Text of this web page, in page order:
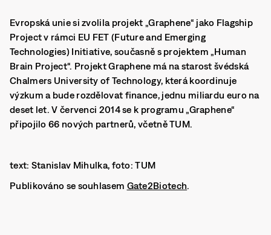
Evropská unie si zvolila projekt „Graphene“ jako Flagship
Project v rámci EU FET (Future and Emerging
Technologies) Initiative, současně s projektem „Human
Brain Project“. Projekt Graphene má na starost švédská
Chalmers University of Technology, která koordinuje
výzkum a bude rozdělovat finance, jednu miliardu euro na
deset let. V červenci 2014 se k programu „Graphene“
připojilo 66 nových partnerů, včetně TUM.
text: Stanislav Mihulka, foto: TUM
Publikováno se souhlasem Gate2Biotech.